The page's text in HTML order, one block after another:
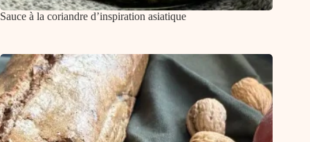
Sauce à la coriandre d’inspiration asiatique